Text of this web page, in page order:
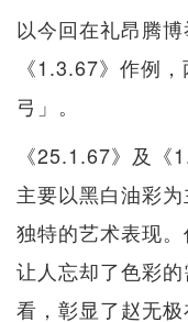
以今回在礼昂腾
《1.3.67》作例
弓」。
《25.1.67》及《
主要以黑白油彩
独特的艺术表现
让人忘却了色彩
看，彰显了赵无